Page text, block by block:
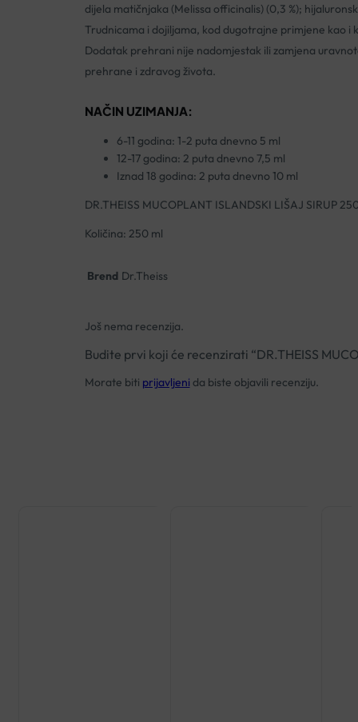
dijela matičnjaka (Melissa officinalis) (0,3 %);
Trudnicama i dojiljama, kod dugotrajne primjene kao
Dodatak prehrani nije nadomjestak ili zamjena
prehrane i zdravog života.
NAČIN UZIMANJA:
6-11 godina: 1-2 puta dnevno 5 ml
12-17 godina: 2 puta dnevno 7,5 ml
Iznad 18 godina: 2 puta dnevno 10 ml
DR.THEISS MUCOPLANT ISLANDSKI LIŠAJ SIRUP
Količina: 250 ml
Brend Dr.Theiss
Još nema recenzija.
Budite prvi koji će recenzirati “DR.THEISS
Morate biti prijavljeni da biste objavili recenziju.